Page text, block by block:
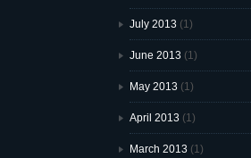
July 2013 (1)
June 2013 (1)
May 2013 (1)
April 2013 (1)
March 2013 (1)